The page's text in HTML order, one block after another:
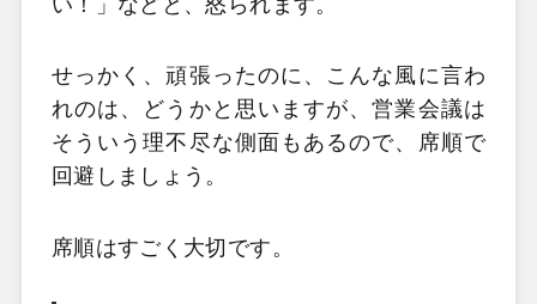
せっかく、頑張ったのに、こんな風に言わ
れのは、どうかと思いますが、営業会議は
そういう理不尽な側面もあるので、席順で
回避しましょう。
席順はすごく大切です。